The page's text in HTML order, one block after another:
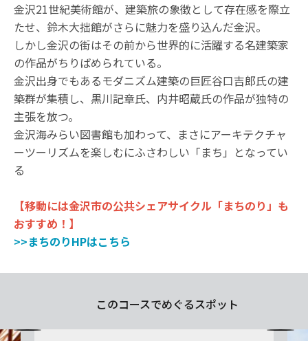
金沢21世紀美術館が、建築旅の象徴として存在感を際立
たせ、鈴木大拙館がさらに魅力を盛り込んだ金沢。
しかし金沢の街はその前から世界的に活躍する名建築家
の作品がちりばめられている。
金沢出身でもあるモダニズム建築の巨匠谷口吉郎氏の建
築群が集積し、黒川記章氏、内井昭蔵氏の作品が独特の
主張を放つ。
金沢海みらい図書館も加わって、まさにアーキテクチャ
ーツーリズムを楽しむにふさわしい「まち」となってい
る
【移動には金沢市の公共シェアサイクル「まちのり」も
おすすめ！】
>>まちのりHPはこちら
このコースでめぐるスポット